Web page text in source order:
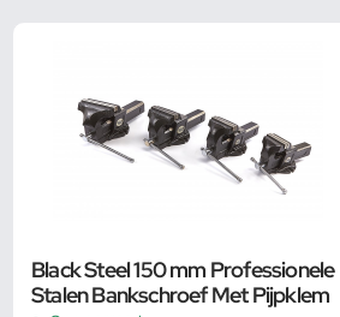
Black Steel 150 mm Professionele
Stalen Bankschroef Met Pijpklem